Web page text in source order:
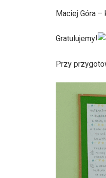
Maciej Góra –
Gratulujemy!
Przy